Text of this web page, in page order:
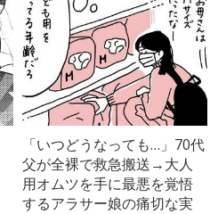
「いつどうなっても…」70代
父が全裸で救急搬送→大人
用オムツを手に最悪を覚悟
するアラサー娘の痛切な実